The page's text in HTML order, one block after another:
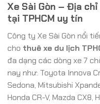
Xe Sài Gòn – Địa
tại TPHCM uy tín
Công ty Xe Sài Gòn nổi
cho thuê xe du lịch
đa dạng các dòng xe 7
nay như: Toyota Innova
Sedona, Mitsubishi
Honda CR-V, Mazda